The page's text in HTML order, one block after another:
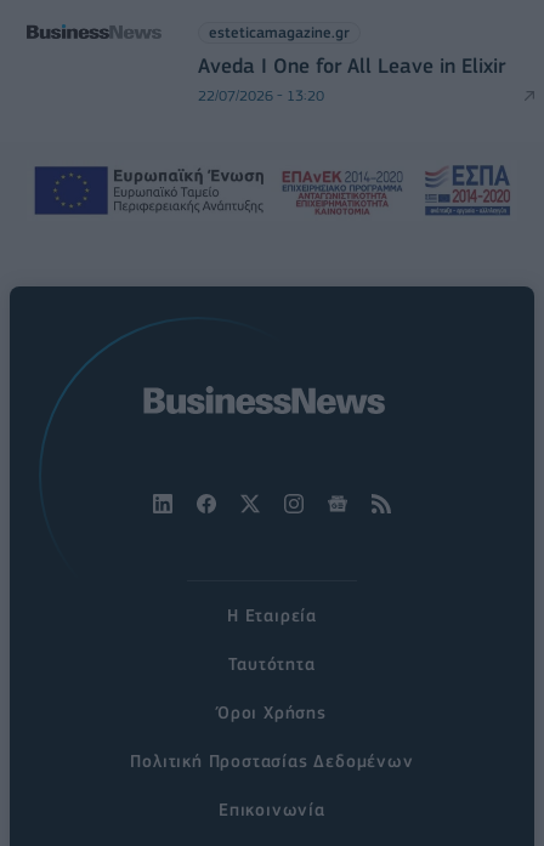
esteticamagazine.gr
Aveda I One for All Leave in Elixir
22/07/2026 - 13:20
Η Εταιρεία
Ταυτότητα
Όροι Χρήσης
Πολιτική Προστασίας Δεδομένων
Επικοινωνία